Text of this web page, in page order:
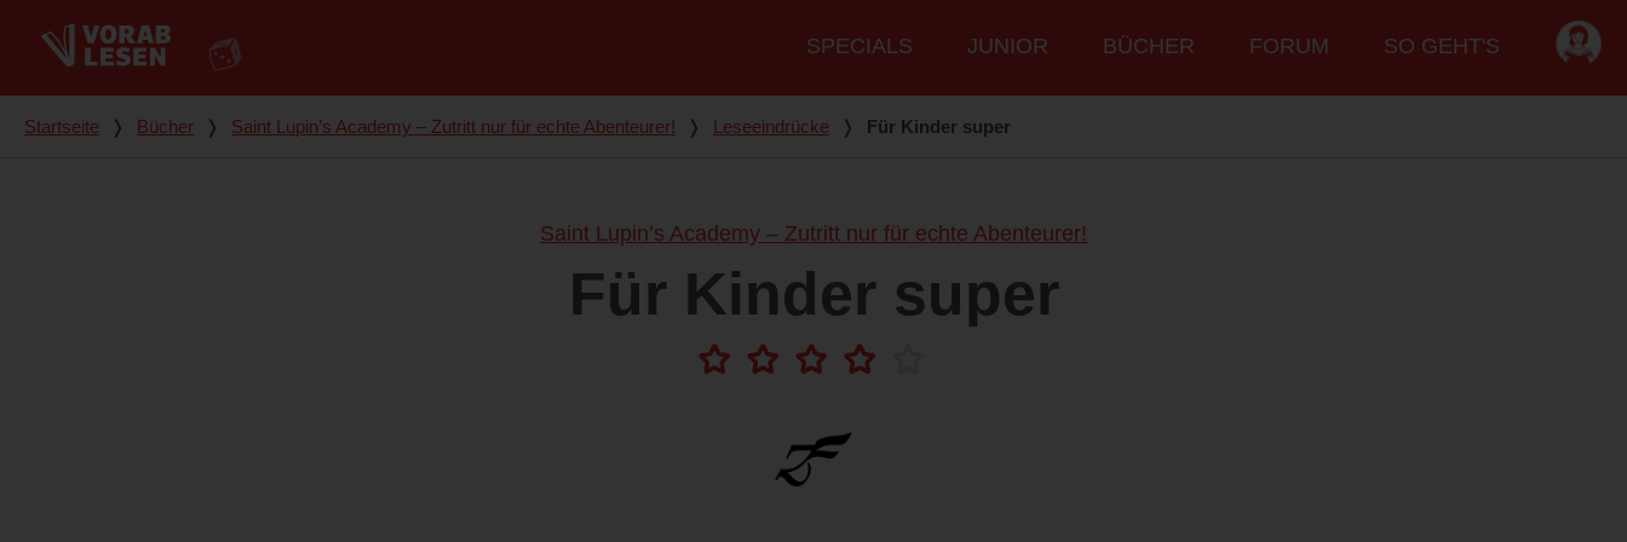
Hauptmenü
SPECIALS JUNIOR BÜCHER FORUM SO GEHT'S
Du bist hier
Startseite ❭ Bücher ❭ Saint Lupin’s Academy – Zutritt nur für echte Abenteurer! ❭ Leseeindrücke ❭ Für Kinder super
Saint Lupin’s Academy – Zutritt nur für echte Abenteurer!
Für Kinder super